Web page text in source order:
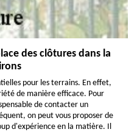
des clôtures dans la
pour les terrains. En effet,
de manière efficace. Pour
de contacter un
on peut vous proposer de
d'expérience en la matière. Il